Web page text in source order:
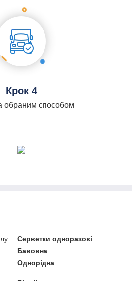
Крок 4
обраним способом
Серветки одноразові
Бавовна
Однорідна